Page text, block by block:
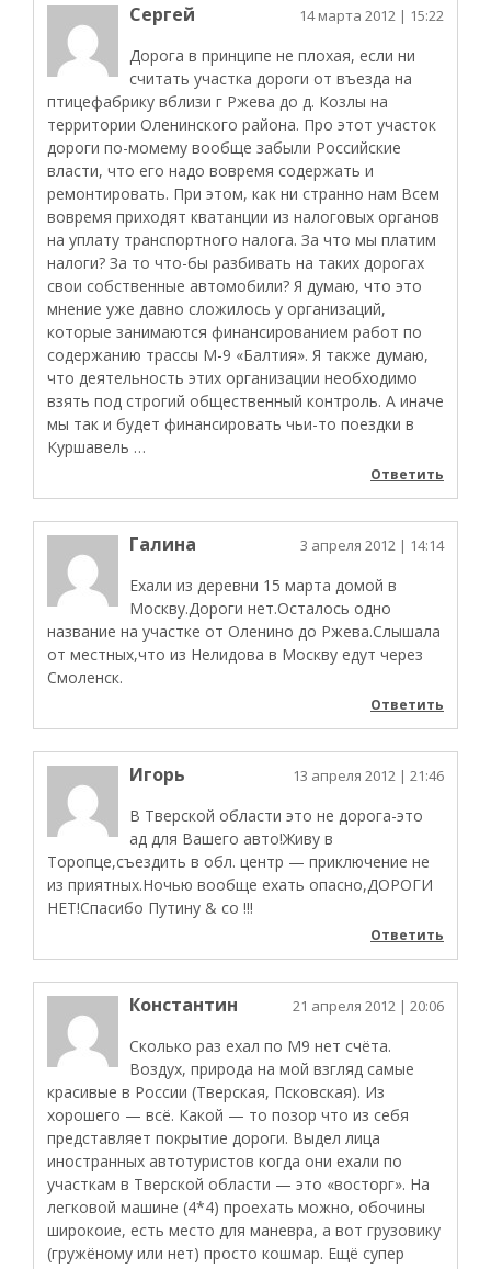
Сергей 14 марта 2012 | 15:22
Дорога в принципе не плохая, если ни
считать участка дороги от въезда на
птицефабрику вблизи г Ржева до д. Козлы на
территории Оленинского района. Про этот участок
дороги по-момему вообще забыли Российские
власти, что его надо вовремя содержать и
ремонтировать. При этом, как ни странно нам Всем
вовремя приходят кватанции из налоговых органов
на уплату транспортного налога. За что мы платим
налоги? За то что-бы разбивать на таких дорогах
свои собственные автомобили? Я думаю, что это
мнение уже давно сложилось у организаций,
которые занимаются финансированием работ по
содержанию трассы М-9 «Балтия». Я также думаю,
что деятельность этих организации необходимо
взять под строгий общественный контроль. А иначе
мы так и будет финансировать чьи-то поездки в
Куршавель …
Ответить
Галина 3 апреля 2012 | 14:14
Ехали из деревни 15 марта домой в
Москву.Дороги нет.Осталось одно
название на участке от Оленино до Ржева.Слышала
от местных,что из Нелидова в Москву едут через
Смоленск.
Ответить
Игорь 13 апреля 2012 | 21:46
В Тверской области это не дорога-это
ад для Вашего авто!Живу в
Торопце,cъездить в обл. центр — приключение не
из приятных.Ночью вообще ехать опасно,ДОРОГИ
НЕТ!Спасибо Путину & co !!!
Ответить
Константин 21 апреля 2012 | 20:06
Сколько раз ехал по М9 нет счёта.
Воздух, природа на мой взгляд самые
красивые в России (Тверская, Псковская). Из
хорошего — всё. Какой — то позор что из себя
представляет покрытие дороги. Выдел лица
иностранных автотуристов когда они ехали по
участкам в Тверской области — это «восторг». На
легковой машине (4*4) проехать можно, обочины
широкоие, есть место для маневра, а вот грузовику
(гружёному или нет) просто кошмар. Ещё супер